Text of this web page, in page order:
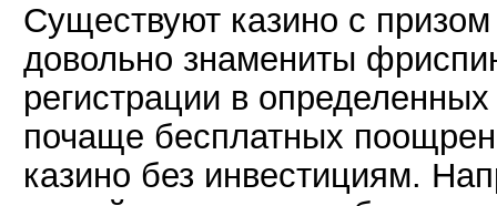
Существуют казино с
довольно знамениты
регистрации в
почаще бесплатных
казино без инвестициям.